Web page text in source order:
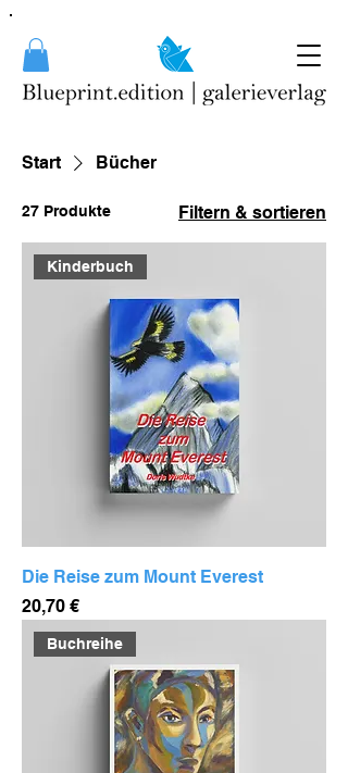
Start Bücher
27 Produkte Filtern & sortieren
Kinderbuch
Die Reise zum Mount Everest
Preis
20,70 €
Buchreihe